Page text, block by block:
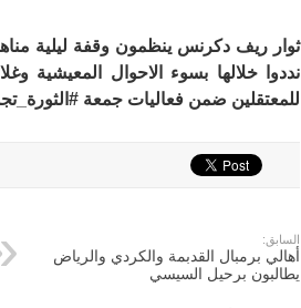
ثوار ريف دكرنس ينظمون وقفة ليلية
نددوا خلالها بسوء الاحوال المعيشية
للمعتقلين ضمن فعاليات جمعة
السابق:
أهالي برمبال القدبمة والكردي والرياض
يطالبون برحيل السيسي